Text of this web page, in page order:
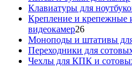
Клавиатуры для
Крепление и крепежные
видеокамер2626
товаров
Моноподы и штативы
Переходники для
Чехлы для КПК и